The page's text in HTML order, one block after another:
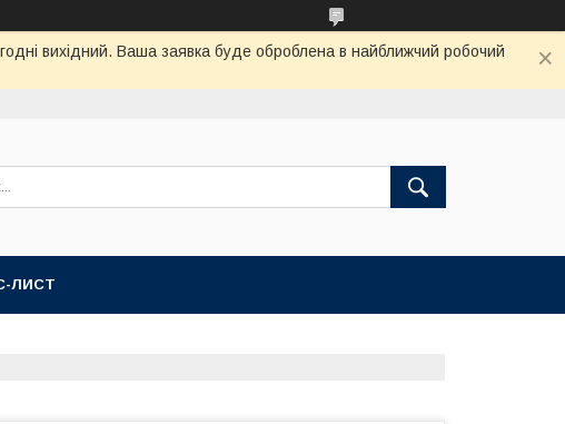
вихідний. Ваша заявка буде оброблена в найближчий робочий
ЛИСТ